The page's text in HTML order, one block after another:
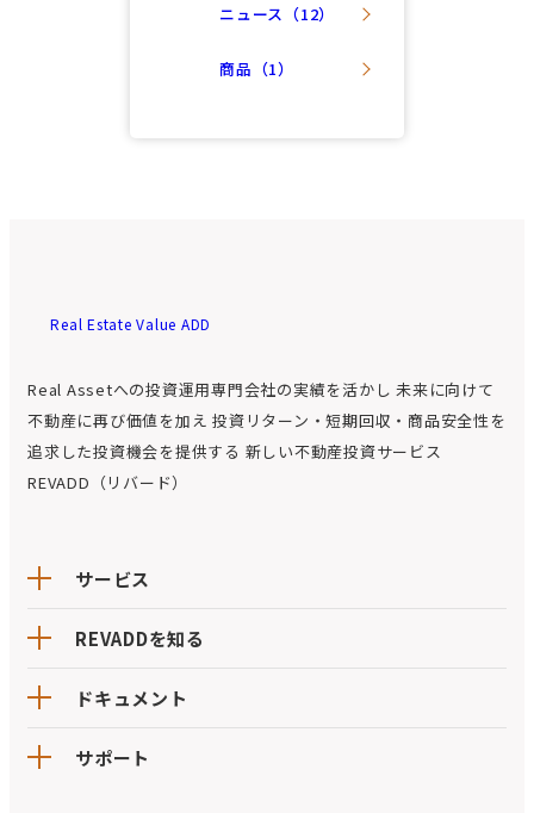
ニュース（12）
商品（1）
Real Estate Value ADD
Real Assetへの投資運用専門会社の実績を活かし 未来に向けて
不動産に再び価値を加え 投資リターン・短期回収・商品安全性を
追求した投資機会を提供する 新しい不動産投資サービス
REVADD（リバード）
サービス
REVADDを知る
ドキュメント
サポート